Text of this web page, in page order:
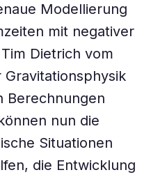
Modellierung
mit negativer
Dietrich vom
Berechnungen
nun die
Situationen
die Entwicklung